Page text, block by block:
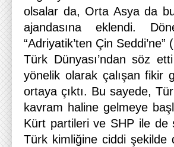
olsalar da, Orta Asya da
ajandasına eklendi.
“Adriyatik’ten Çin
Türk Dünyası’ndan söz
yönelik olarak çalışan fikir
ortaya çıktı. Bu sayede,
kavram haline gelmeye
Kürt partileri ve SHP ile de
Türk kimliğine ciddi şekilde